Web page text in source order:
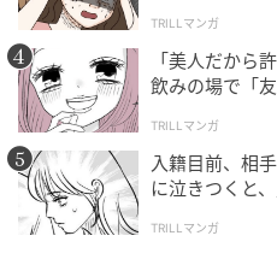
TRILLマンガ
「美人だから
飲みの場で「
TRILLマンガ
入籍目前、相
に泣きつくと
TRILLマンガ